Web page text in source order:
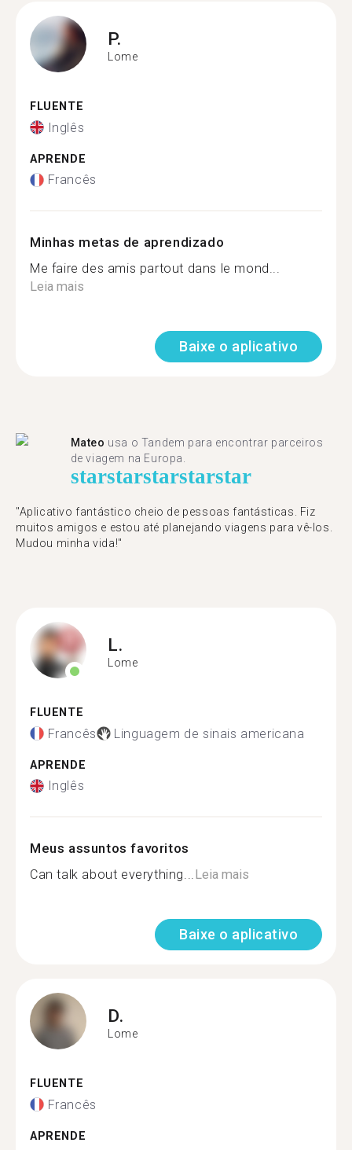
P.
Lome
FLUENTE
Inglês
APRENDE
Francês
Minhas metas de aprendizado
Me faire des amis partout dans le mond...
Leia mais
Baixe o aplicativo
Mateo usa o Tandem para encontrar parceiros
de viagem na Europa.
starstarstarstarstar
"Aplicativo fantástico cheio de pessoas fantásticas. Fiz
muitos amigos e estou até planejando viagens para vê-los.
Mudou minha vida!"
L.
Lome
FLUENTE
Francês Linguagem de sinais americana
APRENDE
Inglês
Meus assuntos favoritos
Can talk about everything...Leia mais
Baixe o aplicativo
D.
Lome
FLUENTE
Francês
APRENDE